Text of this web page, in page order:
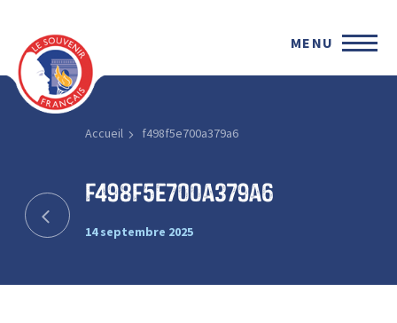
MENU
Accueil f498f5e700a379a6
f498f5e700a379a6
14 septembre 2025